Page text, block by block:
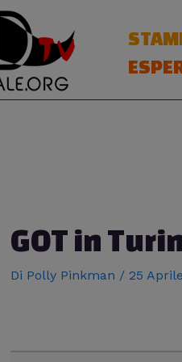
GOT in
Di Polly Pinkman / 25